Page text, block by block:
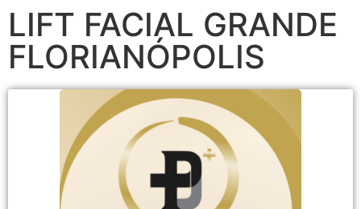
LIFT FACIAL GRANDE
FLORIANÓPOLIS